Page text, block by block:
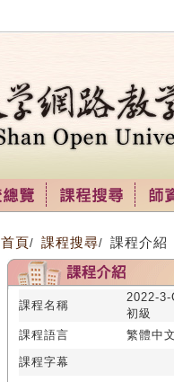
首頁/ 課程搜尋/ 課程介紹
課程名稱
2022-3-
初級
課程語言
繁體中
課程字幕